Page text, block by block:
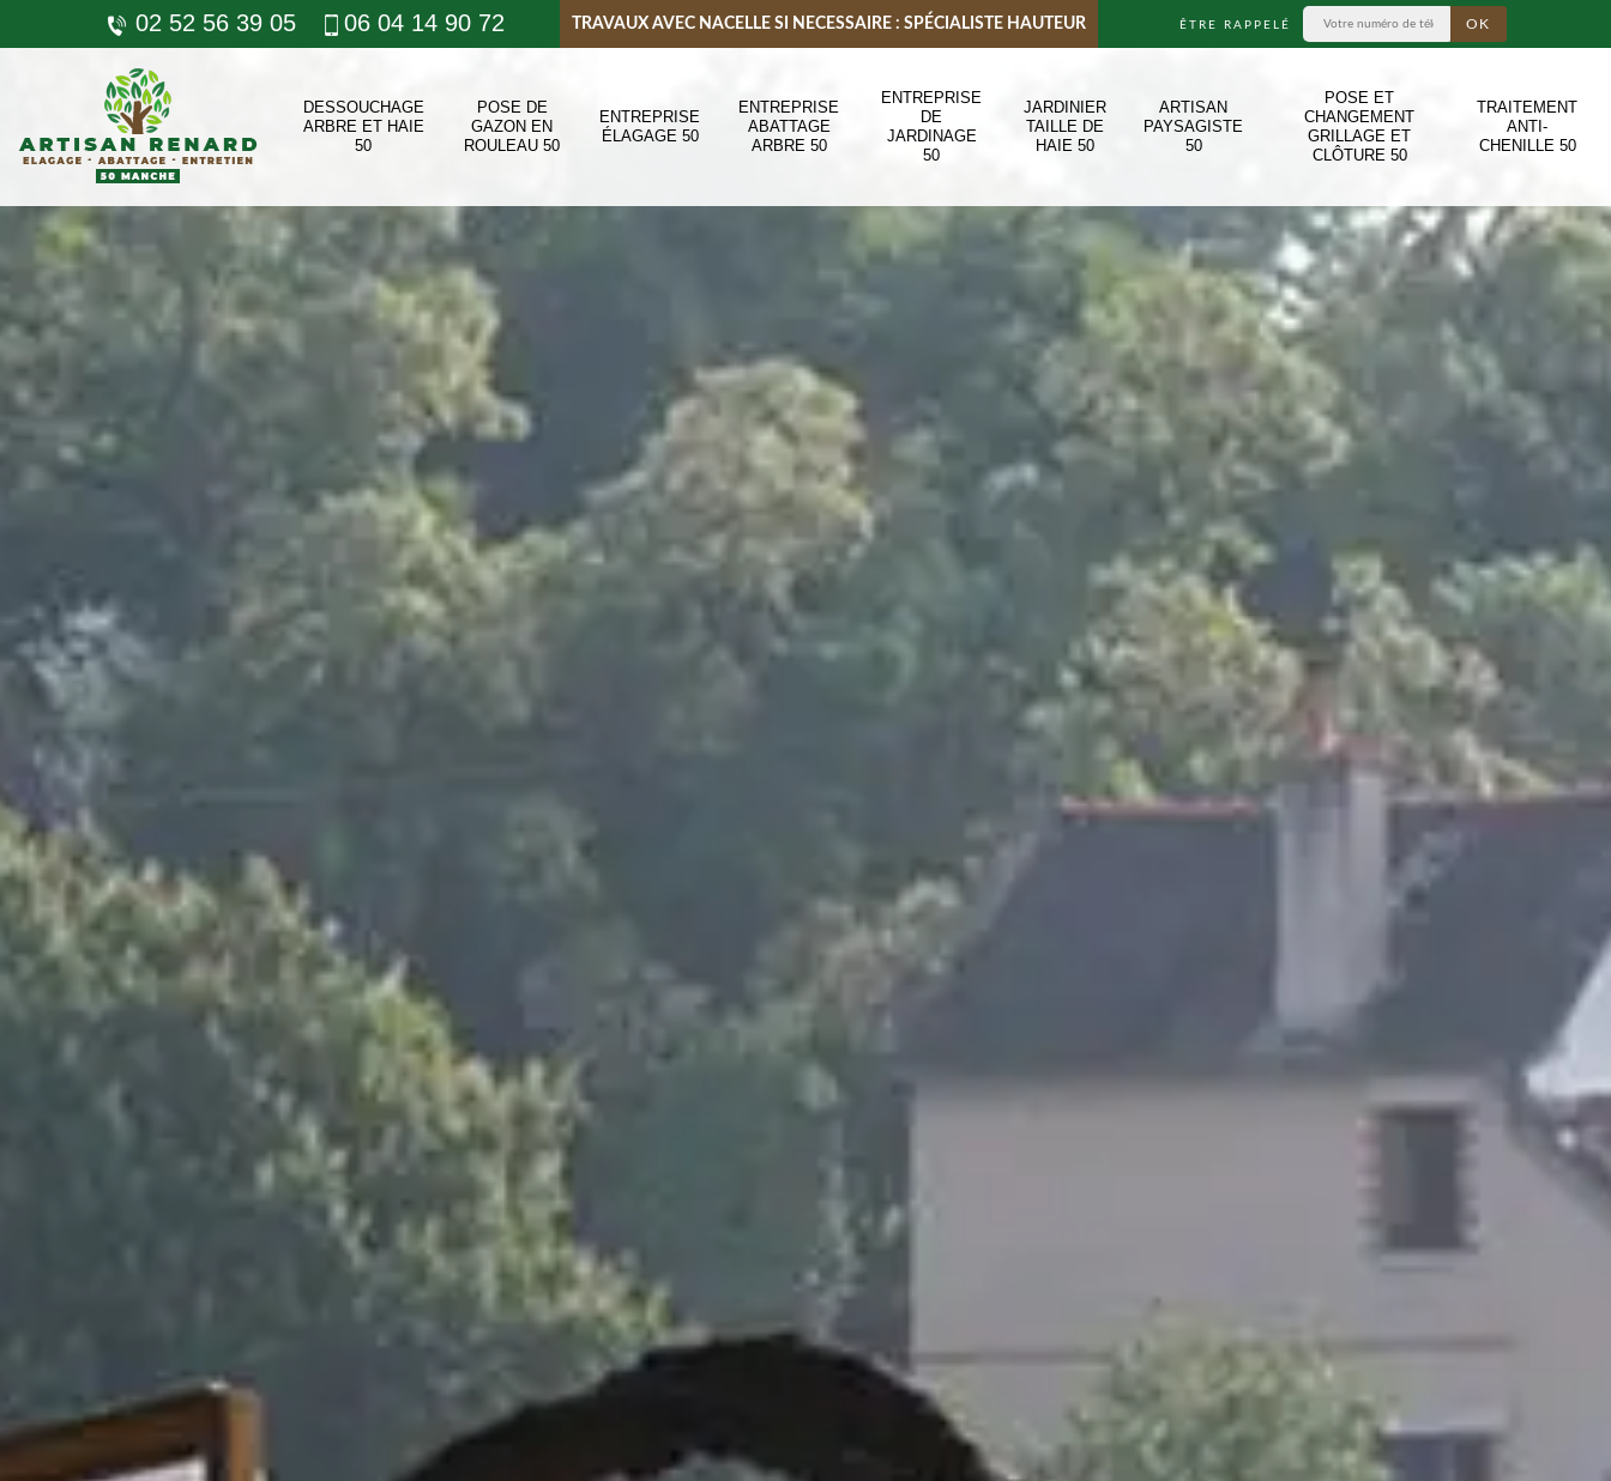
02 52 56 39 05 06 04 14 90 72 TRAVAUX AVEC NACELLE SI NECESSAIRE : SPÉCIALISTE HAUTEUR ÊTRE RAPPELÉ
DESSOUCHAGE
ARBRE ET HAIE
50
POSE DE
GAZON EN
ROULEAU 50
ENTREPRISE
ÉLAGAGE 50
ENTREPRISE
ABATTAGE
ARBRE 50
ENTREPRISE
DE
JARDINAGE
50
JARDINIER
TAILLE DE
HAIE 50
ARTISAN
PAYSAGISTE
50
POSE ET
CHANGEMENT
GRILLAGE ET
CLÔTURE 50
TRAITEMENT
ANTI-
CHENILLE 50